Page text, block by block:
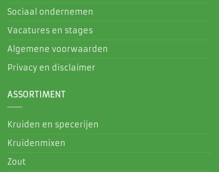
Sociaal ondernemen
Vacatures en stages
Algemene voorwaarden
Privacy en disclaimer
ASSORTIMENT
Kruiden en specerijen
Kruidenmixen
Zout